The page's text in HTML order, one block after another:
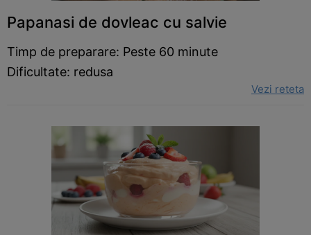
Papanasi de dovleac cu salvie
Timp de preparare: Peste 60 minute
Dificultate: redusa
Vezi reteta